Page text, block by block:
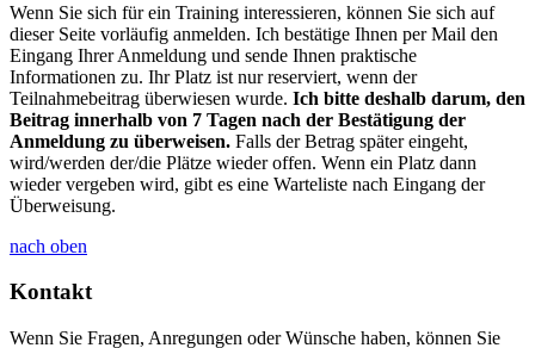
Wenn Sie sich für ein Training interessieren, können Sie sich auf
dieser Seite vorläufig anmelden. Ich bestätige Ihnen per Mail den
Eingang Ihrer Anmeldung und sende Ihnen praktische
Informationen zu. Ihr Platz ist nur reserviert, wenn der
Teilnahmebeitrag überwiesen wurde. Ich bitte deshalb darum, den
Beitrag innerhalb von 7 Tagen nach der Bestätigung der
Anmeldung zu überweisen. Falls der Betrag später eingeht,
wird/werden der/die Plätze wieder offen. Wenn ein Platz dann
wieder vergeben wird, gibt es eine Warteliste nach Eingang der
Überweisung.
nach oben
Kontakt
Wenn Sie Fragen, Anregungen oder Wünsche haben, können Sie